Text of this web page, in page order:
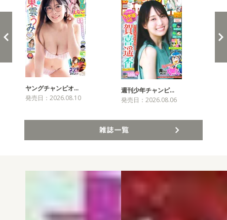
ヤングチャンピオ…
発売日：2026.08.10
週刊少年チャンピ…
発売日：2026.08.06